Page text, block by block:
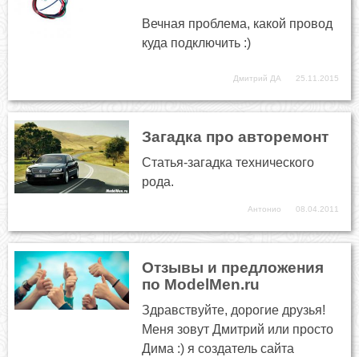
Вечная проблема, какой провод
куда подключить :)
Дмитрий ДА 25.11.2015
Загадка про авторемонт
Статья-загадка технического
рода.
Антонио 08.04.2011
Отзывы и предложения
по ModelMen.ru
Здравствуйте, дорогие друзья!
Меня зовут Дмитрий или просто
Дима :) я создатель сайта